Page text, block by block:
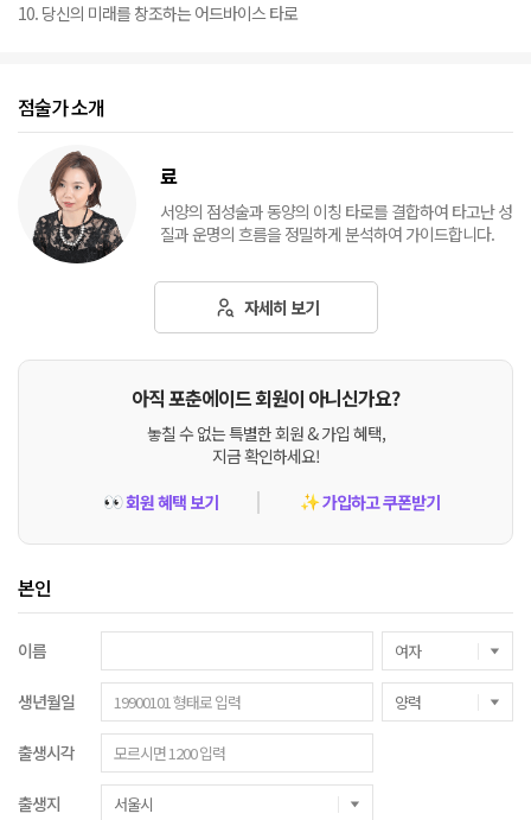
10. 당신의 미래를 창조하는 어드바이스 타로
점술가 소개
료
서양의 점성술과 동양의 이칭 타로를 결합하여 타고난 성
질과 운명의 흐름을 정밀하게 분석하여 가이드합니다.
자세히 보기
아직 포춘에이드 회원이 아니신가요?
놓칠 수 없는 특별한 회원 & 가입 혜택,
지금 확인하세요!
👀회원 혜택 보기 ✨가입하고 쿠폰받기
본인
이름
생년월일
출생시각
출생지